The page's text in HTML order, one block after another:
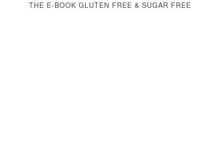
THE E-BOOK GLUTEN FREE & SUGAR FREE